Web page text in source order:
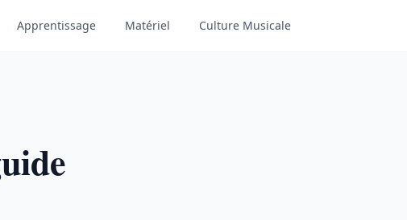
Apprentissage Matériel Culture Musicale